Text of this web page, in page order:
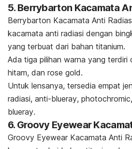
5. Berrybarton Kacamata
Berrybarton Kacamata Anti
kacamata anti radiasi dengan
yang terbuat dari bahan titanium.
Ada tiga pilihan warna yang terdiri
hitam, dan rose gold.
Untuk lensanya, tersedia empat
radiasi, anti-blueray, photochromic
blueray.
6. Groovy Eyewear
Groovy Eyewear Kacamata Anti